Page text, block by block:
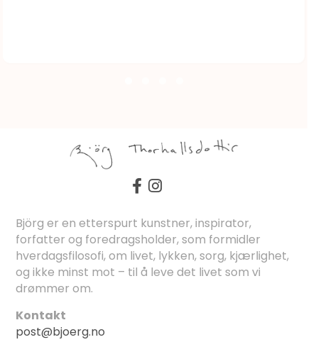
Björg er en etterspurt kunstner, inspirator,
forfatter og foredragsholder, som formidler
hverdagsfilosofi, om livet, lykken, sorg, kjærlighet,
og ikke minst mot – til å leve det livet som vi
drømmer om.
Kontakt
post@bjoerg.no